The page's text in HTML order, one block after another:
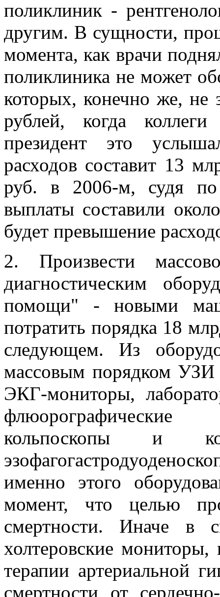
поликлиник -
другим. В сущности,
момента, как врачи
поликлиника не может
которых, конечно же, не
рублей, когда
президент это
расходов составит 13
руб. в 2006-м, судя
выплаты составили
будет превышение
2. Произвести
диагностическим
помощи" - новыми
потратить порядка 18
следующем. Из
массовым порядком УЗИ
ЭКГ-мониторы,
кольпоскопы и
именно этого
момент, что целью
смертности. Иначе в
холтеровские
терапии артериальной
смертности от